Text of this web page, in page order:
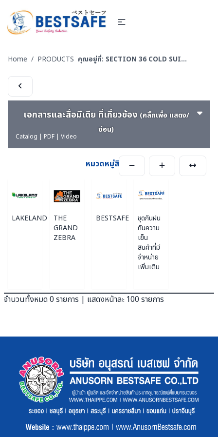
Home / PRODUCTS คุณอยู่ที่: SECTION 36 COLD SUIT | LOW TEMP | RAINNING SUIT ชุดกันหนาว - ชุดห้องเย็น - ชุดกันฝน - ชุดกันน้ำ
เอกสารและสื่อมีเดีย ที่เกี่ยวข้อง (คลิ๊กเพื่อ แสดง/
ซ่อน)
Catalog | PDF | Video
หมวดหมู่สินค้า
LAKELAND
THE
GRAND
ZEBRA
BESTSAFE
ชุดกันฝน
กันความ
เย็น
สินค้าที่มี
จำหน่าย
เพิ่มเติม
จำนวนทั้งหมด 0 รายการ | แสดงหน้าละ 100 รายการ